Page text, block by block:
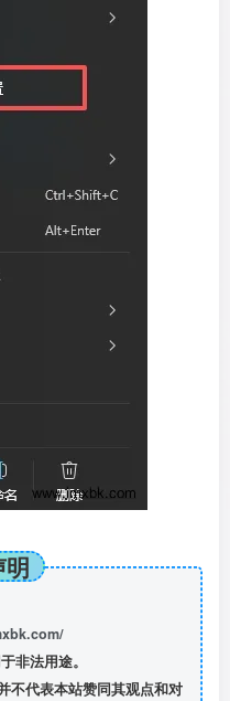
非法用途。
不代表本站赞同其观点和对